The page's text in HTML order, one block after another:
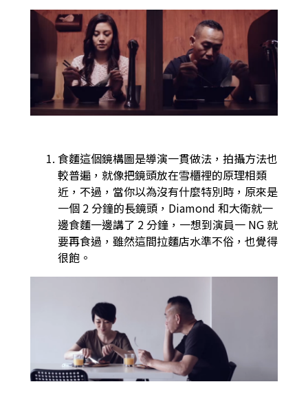
食麵這個鏡構圖是導演一貫做法，拍攝方法也
較普遍，就像把鏡頭放在雪櫃裡的原理相類
近，不過，當你以為沒有什麼特別時，原來是
一個 2 分鐘的長鏡頭，Diamond 和大衛就一
邊食麵一邊講了 2 分鐘，一想到演員一 NG 就
要再食過，雖然這間拉麵店水準不俗，也覺得
很飽。